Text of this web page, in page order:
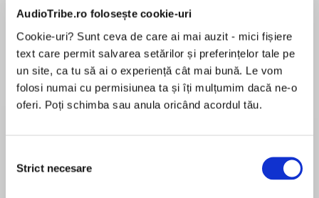
AudioTribe.ro folosește cookie-uri
Cookie-uri? Sunt ceva de care ai mai auzit - mici fișiere
text care permit salvarea setărilor și preferințelor tale pe
un site, ca tu să ai o experiență cât mai bună. Le vom
folosi numai cu permisiunea ta și îți mulțumim dacă ne-o
oferi. Poți schimba sau anula oricând acordul tău.
consimțământului
Strict necesare
Desprecarte
Jane Doe was a promising anthropologist, an
expert on shamanism. Now she's nothing, a
MAI MULT